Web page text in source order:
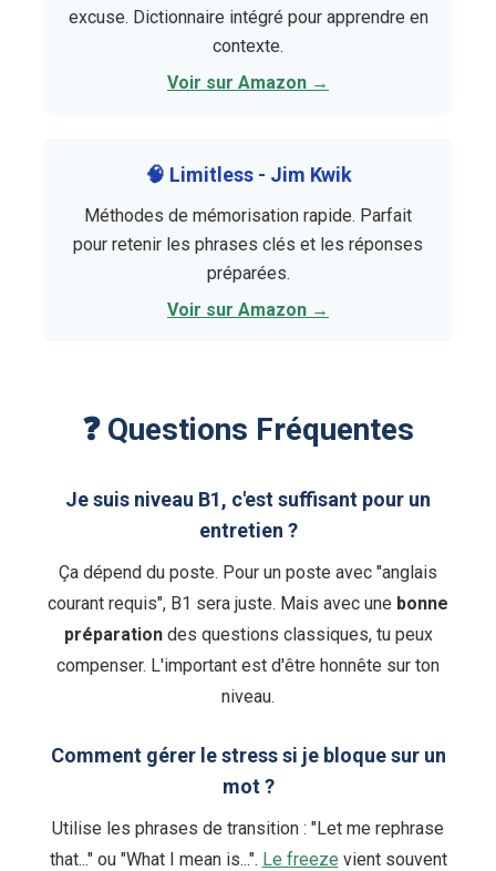
excuse. Dictionnaire intégré pour apprendre en
contexte.
Voir sur Amazon →
🧠 Limitless - Jim Kwik
Méthodes de mémorisation rapide. Parfait
pour retenir les phrases clés et les réponses
préparées.
Voir sur Amazon →
❓ Questions Fréquentes
Je suis niveau B1, c'est suffisant pour un
entretien ?
Ça dépend du poste. Pour un poste avec "anglais
courant requis", B1 sera juste. Mais avec une bonne
préparationdes questions classiques, tu peux
compenser. L'important est d'être honnête sur ton
niveau.
Comment gérer le stress si je bloque sur un
mot ?
Utilise les phrases de transition : "Let me rephrase
that..." ou "What I mean is...". Le freeze vient souvent